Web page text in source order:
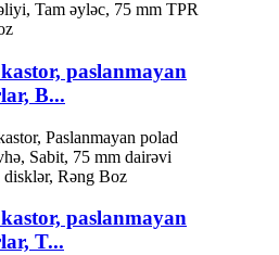
paslanmayan
B...
paslanmayan
T...